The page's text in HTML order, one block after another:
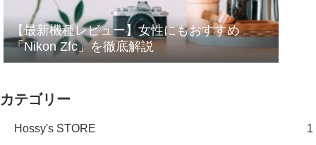
【最新機種レビュー】女性にもおすすめ
「Nikon Zfc」を徹底解説
カテゴリー
Hossy's STORE 1